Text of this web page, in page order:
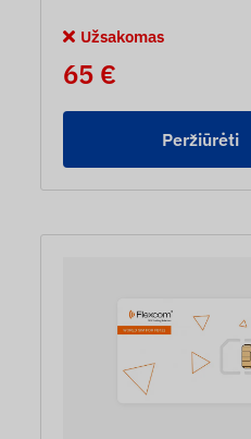
Užsakomas
65 €
Peržiūrėti